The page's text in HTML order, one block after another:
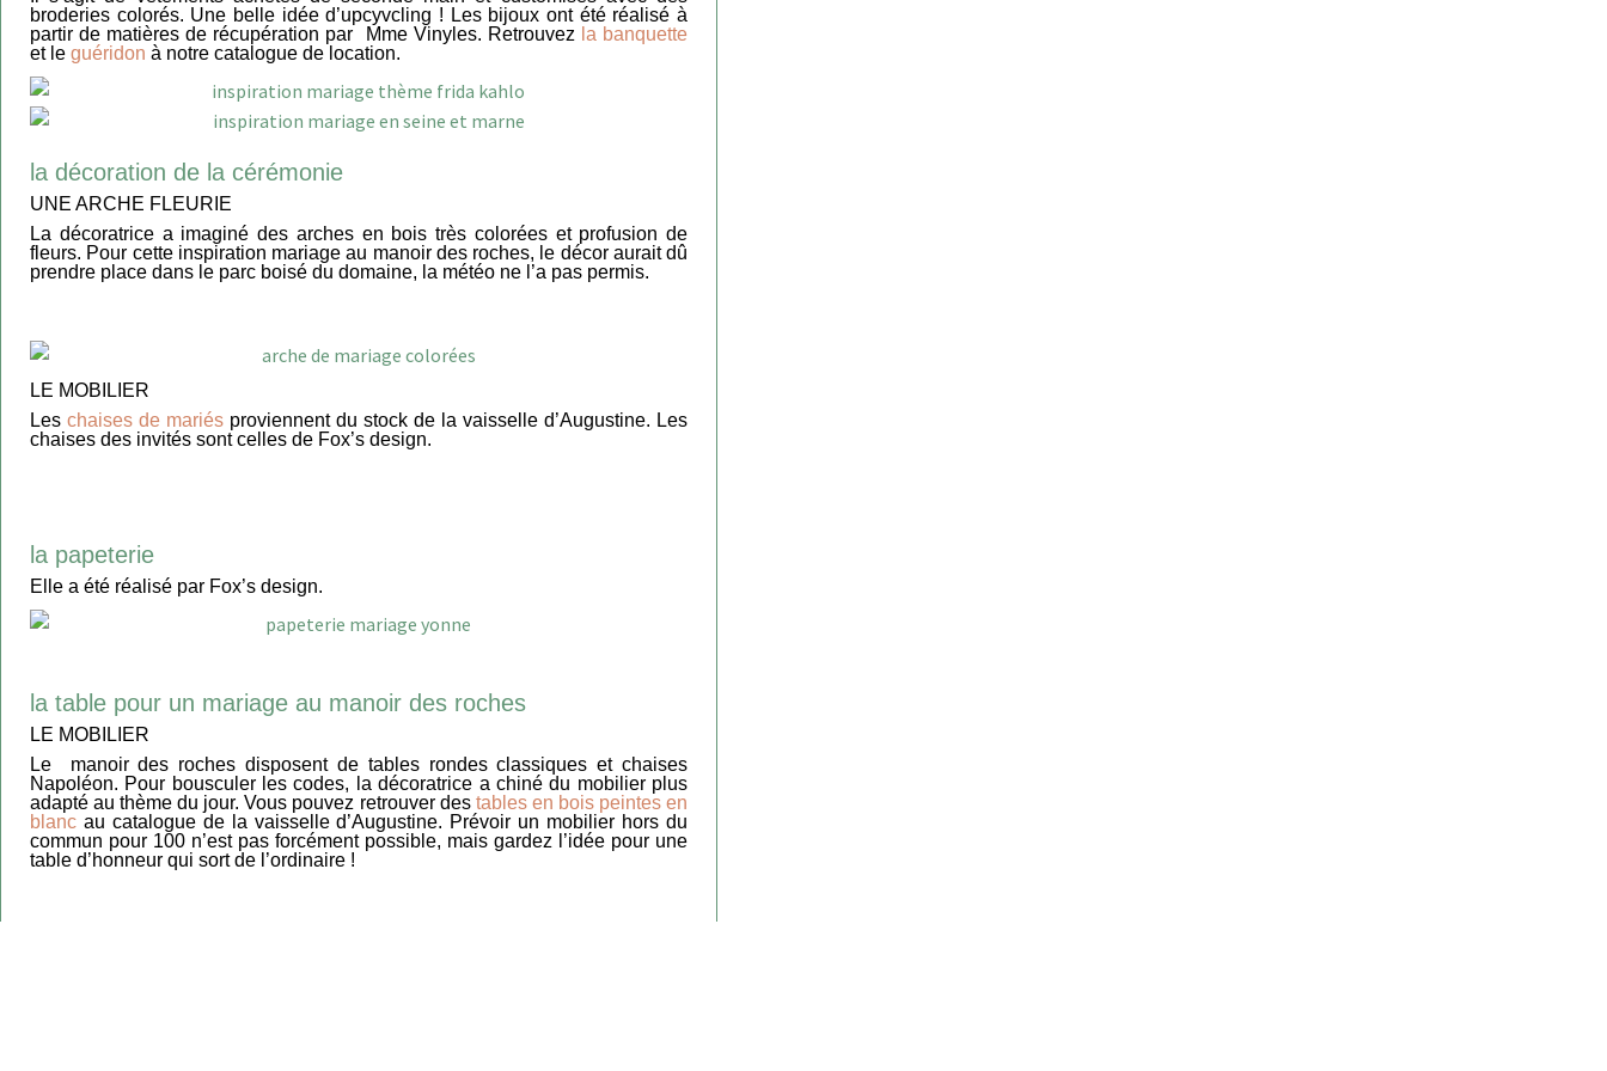
broderies colorés. Une belle idée d’upcyvcling ! Les bijoux ont été réalisé à
partir de matières de récupération par Mme Vinyles. Retrouvez la banquette
et le guéridon à notre catalogue de location.
la décoration de la cérémonie
UNE ARCHE FLEURIE
La décoratrice a imaginé des arches en bois très colorées et profusion de
fleurs. Pour cette inspiration mariage au manoir des roches, le décor aurait dû
prendre place dans le parc boisé du domaine, la météo ne l’a pas permis.
LE MOBILIER
Les chaises de mariés proviennent du stock de la vaisselle d’Augustine. Les
chaises des invités sont celles de Fox’s design.
la papeterie
Elle a été réalisé par Fox’s design.
la table pour un mariage au manoir des roches
LE MOBILIER
Le manoir des roches disposent de tables rondes classiques et chaises
Napoléon. Pour bousculer les codes, la décoratrice a chiné du mobilier plus
adapté au thème du jour. Vous pouvez retrouver destables en bois peintes en
blanc au catalogue de la vaisselle d’Augustine. Prévoir un mobilier hors du
commun pour 100 n’est pas forcément possible, mais gardez l’idée pour une
table d’honneur qui sort de l’ordinaire !